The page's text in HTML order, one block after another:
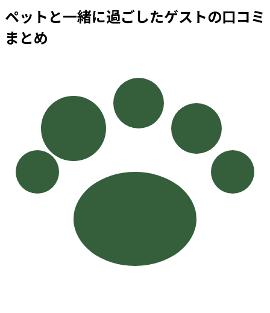
ペットと一緒に過ごしたゲストの口コミ
まとめ